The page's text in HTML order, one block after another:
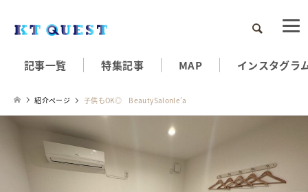
検索
記事一覧 特集記事 MAP インスタグラ
紹介ページ 子供もOK◎ BeautySalonle’a